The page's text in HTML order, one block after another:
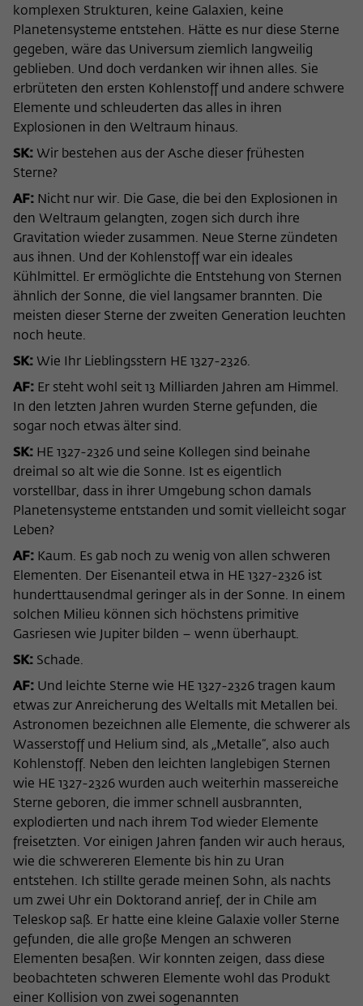
komplexen Strukturen, keine Galaxien, keine
Planetensysteme entstehen. Hätte es nur diese Sterne
gegeben, wäre das Universum ziemlich langweilig
geblieben. Und doch verdanken wir ihnen alles. Sie
erbrüteten den ersten Kohlenstoff und andere schwere
Elemente und schleuderten das alles in ihren
Explosionen in den Weltraum hinaus.
SK: Wir bestehen aus der Asche dieser frühesten
Sterne?
AF: Nicht nur wir. Die Gase, die bei den Explosionen in
den Weltraum gelangten, zogen sich durch ihre
Gravitation wieder zusammen. Neue Sterne zündeten
aus ihnen. Und der Kohlenstoff war ein ideales
Kühlmittel. Er ermöglichte die Entstehung von Sternen
ähnlich der Sonne, die viel langsamer brannten. Die
meisten dieser Sterne der zweiten Generation leuchten
noch heute.
SK: Wie Ihr Lieblingsstern HE 1327-2326.
AF: Er steht wohl seit 13 Milliarden Jahren am Himmel.
In den letzten Jahren wurden Sterne gefunden, die
sogar noch etwas älter sind.
SK: HE 1327-2326 und seine Kollegen sind beinahe
dreimal so alt wie die Sonne. Ist es eigentlich
vorstellbar, dass in ihrer Umgebung schon damals
Planetensysteme entstanden und somit vielleicht sogar
Leben?
AF: Kaum. Es gab noch zu wenig von allen schweren
Elementen. Der Eisenanteil etwa in HE 1327-2326 ist
hunderttausendmal geringer als in der Sonne. In einem
solchen Milieu können sich höchstens primitive
Gasriesen wie Jupiter bilden – wenn überhaupt.
SK: Schade.
AF: Und leichte Sterne wie HE 1327-2326 tragen kaum
etwas zur Anreicherung des Weltalls mit Metallen bei.
Astronomen bezeichnen alle Elemente, die schwerer als
Wasserstoff und Helium sind, als „Metalle“, also auch
Kohlenstoff. Neben den leichten langlebigen Sternen
wie HE 1327-2326 wurden auch weiterhin massereiche
Sterne geboren, die immer schnell ausbrannten,
explodierten und nach ihrem Tod wieder Elemente
freisetzten. Vor einigen Jahren fanden wir auch heraus,
wie die schwereren Elemente bis hin zu Uran
entstehen. Ich stillte gerade meinen Sohn, als nachts
um zwei Uhr ein Doktorand anrief, der in Chile am
Teleskop saß. Er hatte eine kleine Galaxie voller Sterne
gefunden, die alle große Mengen an schweren
Elementen besaßen. Wir konnten zeigen, dass diese
beobachteten schweren Elemente wohl das Produkt
einer Kollision von zwei sogenannten